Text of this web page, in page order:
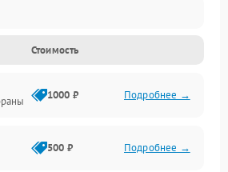
Стоимость
1000 ₽ Подробнее →
500 ₽ Подробнее →